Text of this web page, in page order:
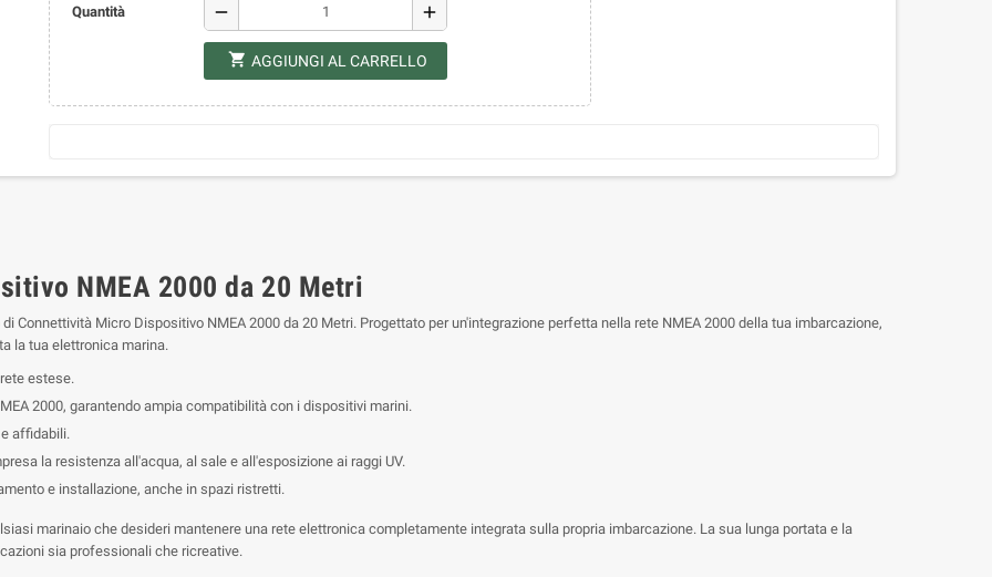
Quantità remove add
shopping_cart AGGIUNGI AL CARRELLO
NMEA 2000 da 20 Metri
Connettività Micro Dispositivo NMEA 2000 da 20 Metri. Progettato per un'integrazione perfetta nella rete NMEA 2000 della tua imbarcazione,
la tua elettronica marina.
estese.
2000, garantendo ampia compatibilità con i dispositivi marini.
affidabili.
la resistenza all'acqua, al sale e all'esposizione ai raggi UV.
e installazione, anche in spazi ristretti.
marinaio che desideri mantenere una rete elettronica completamente integrata sulla propria imbarcazione. La sua lunga portata e la
sia professionali che ricreative.